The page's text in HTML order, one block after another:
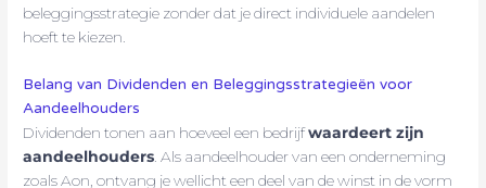
beleggingsstrategie zonder dat je direct individuele aandelen
hoeft te kiezen.
Belang van Dividenden en Beleggingsstrategieën voor
Aandeelhouders
Dividenden tonen aan hoeveel een bedrijfwaardeert zijn
aandeelhouders . Als aandeelhouder van een onderneming
zoals Aon, ontvang je wellicht een deel van de winst in de vorm